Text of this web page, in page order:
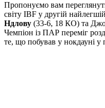
Пропонуємо вам
світу IBF у другій
Ндлову (33-6, 18 КО) та
Чемпіон із ПАР переміг
те, що побував у нокдауні у